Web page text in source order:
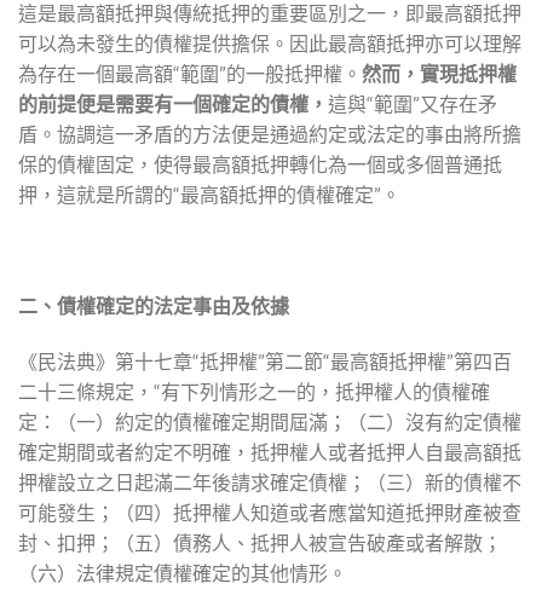
這是最高額抵押與傳統抵押的重要區別之一，即最高額抵押
可以為未發生的債權提供擔保。因此最高額抵押亦可以理解
為存在一個最高額“範圍”的一般抵押權。 然而，實現抵押權
的前提便是需要有一個確定的債權， 這與“範圍”又存在矛
盾。協調這一矛盾的方法便是通過約定或法定的事由將所擔
保的債權固定，使得最高額抵押轉化為一個或多個普通抵
押，這就是所謂的“最高額抵押的債權確定”。
二、債權確定的法定事由及依據
《民法典》第十七章“抵押權”第二節“最高額抵押權”第四百
二十三條規定，“有下列情形之一的，抵押權人的債權確
定：（一）約定的債權確定期間屆滿；（二）沒有約定債權
確定期間或者約定不明確，抵押權人或者抵押人自最高額抵
押權設立之日起滿二年後請求確定債權；（三）新的債權不
可能發生；（四）抵押權人知道或者應當知道抵押財產被查
封、扣押；（五）債務人、抵押人被宣告破產或者解散；
（六）法律規定債權確定的其他情形。